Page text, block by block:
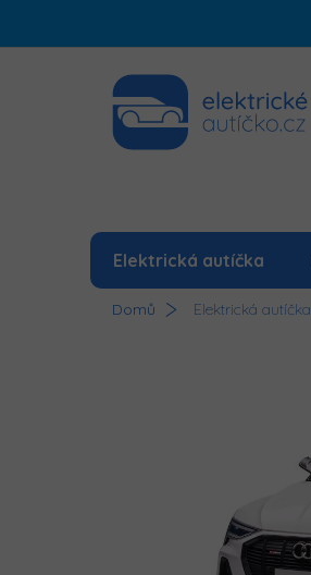
obsah
Elektrická autíčka
Domů Elektrická autíčka